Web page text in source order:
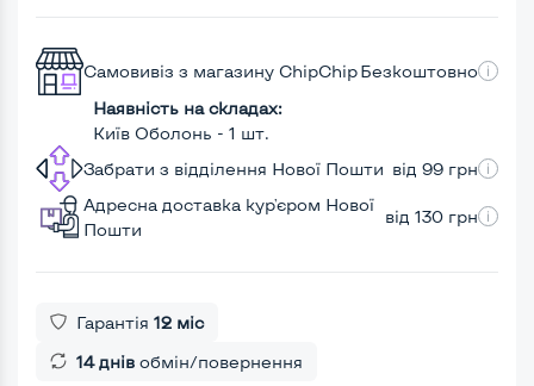
Самовивіз з магазину ChipChipБезкоштовно
Наявність на складах:
Київ Оболонь - 1 шт.
Забрати з відділення Нової Пошти від 99 грн
Адресна доставка кур'єром Нової
Пошти
від 130 грн
Гарантія 12 міс
14 днів обмін/повернення